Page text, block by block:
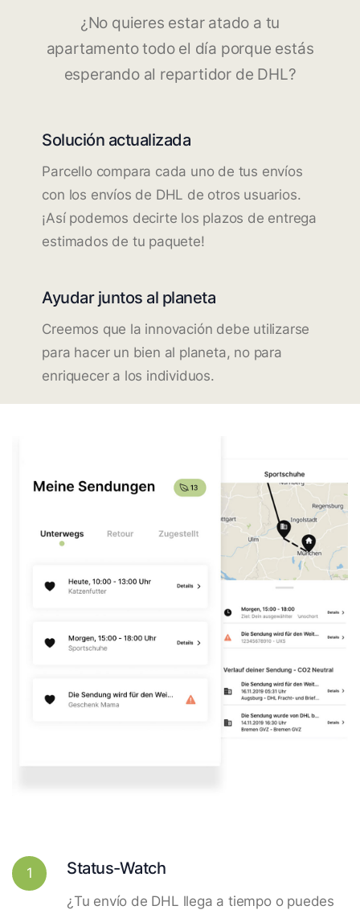
¿No quieres estar atado a tu
apartamento todo el día porque estás
esperando al repartidor de DHL?
Solución actualizada
Parcello compara cada uno de tus envíos
con los envíos de DHL de otros usuarios.
¡Así podemos decirte los plazos de entrega
estimados de tu paquete!
Ayudar juntos al planeta
Creemos que la innovación debe utilizarse
para hacer un bien al planeta, no para
enriquecer a los individuos.
1 Status-Watch
¿Tu envío de DHL llega a tiempo o puedes